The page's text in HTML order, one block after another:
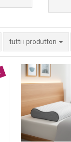
tutti i produttori